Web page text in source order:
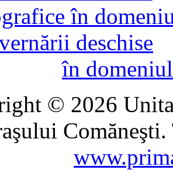
în
© 2026